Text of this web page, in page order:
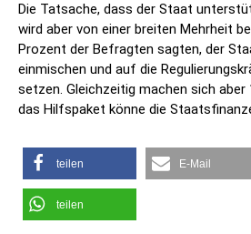
Die Tatsache, dass der Staat
wird aber von einer breiten Mehrheit
Prozent der Befragten sagten, der
einmischen und auf die
setzen. Gleichzeitig machen sich aber
das Hilfspaket könne die
teilen E-Mail
teilen